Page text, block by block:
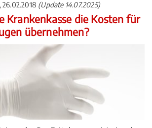
, 26.02.2018 (Update 14.07.2025)
Krankenkasse die Kosten für
übernehmen?